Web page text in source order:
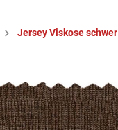
Jersey Viskose schwer